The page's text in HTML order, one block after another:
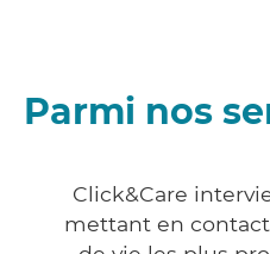
Parmi nos
Click&Care
mettant en